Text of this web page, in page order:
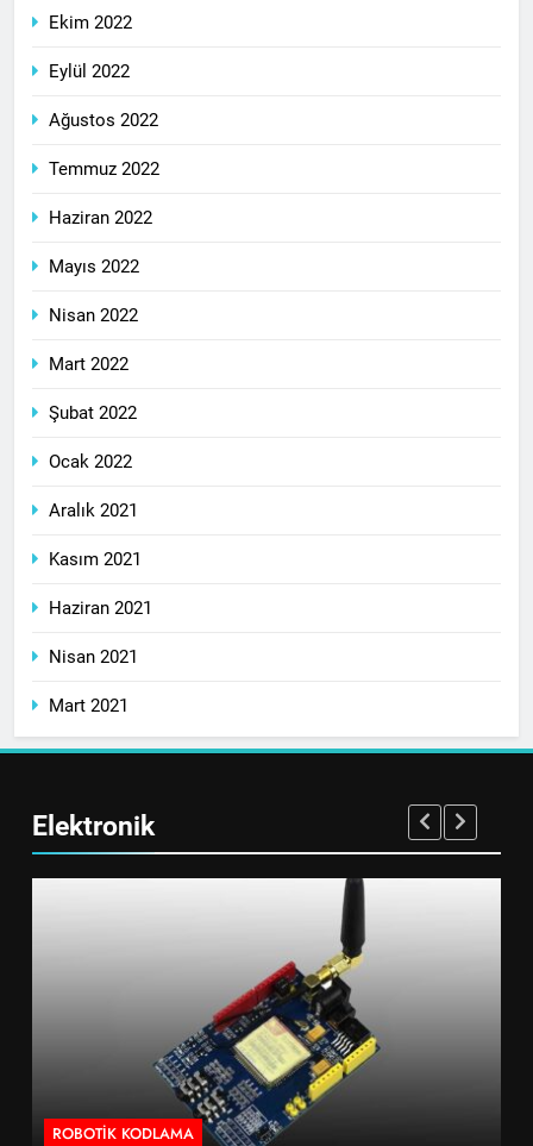
Ekim 2022
Eylül 2022
Ağustos 2022
Temmuz 2022
Haziran 2022
Mayıs 2022
Nisan 2022
Mart 2022
Şubat 2022
Ocak 2022
Aralık 2021
Kasım 2021
Haziran 2021
Nisan 2021
Mart 2021
Elektronik
ROBOTIK KODLAMA